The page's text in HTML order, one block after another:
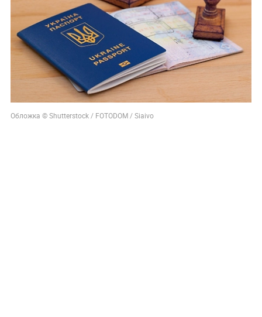
Обложка © Shutterstock / FOTODOM / Siaivo